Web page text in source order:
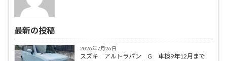
最新の投稿
2026年7月26日
スズキ アルトラパン G 車検9年12月まで